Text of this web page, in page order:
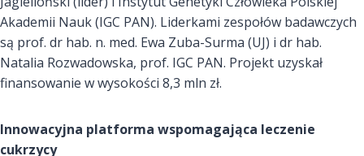
Akademii Nauk (IGC PAN). Liderkami zespołów badawczych
są prof. dr hab. n. med. Ewa Zuba-Surma (UJ) i dr hab.
Natalia Rozwadowska, prof. IGC PAN. Projekt uzyskał
finansowanie w wysokości 8,3 mln zł.
Innowacyjna platforma wspomagająca leczenie
cukrzycy